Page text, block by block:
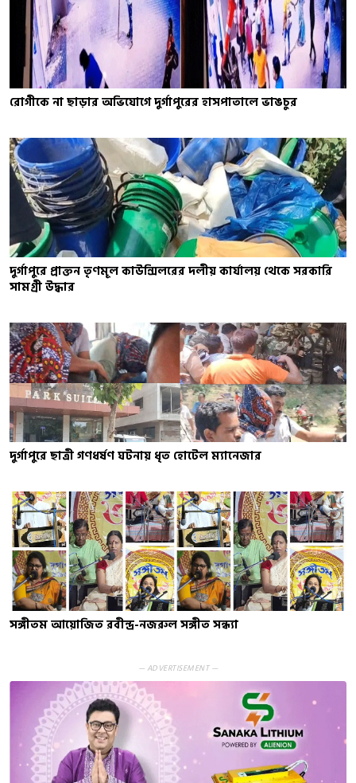
রোগীকে না ছাড়ার অভিযোগে দুর্গাপুরের হাসপাতালে ভাঙচুর
দুর্গাপুরে প্রাক্তন তৃণমূল কাউন্সিলরের দলীয় কার্যালয় থেকে সরকারি
সামগ্রী উদ্ধার
দুর্গাপুরে ছাত্রী গণধর্ষণ ঘটনায় ধৃত হোটেল ম্যানেজার
সঙ্গীতম আয়োজিত রবীন্দ্র-নজরুল সঙ্গীত সন্ধ্যা
— ADVERTISEMENT —